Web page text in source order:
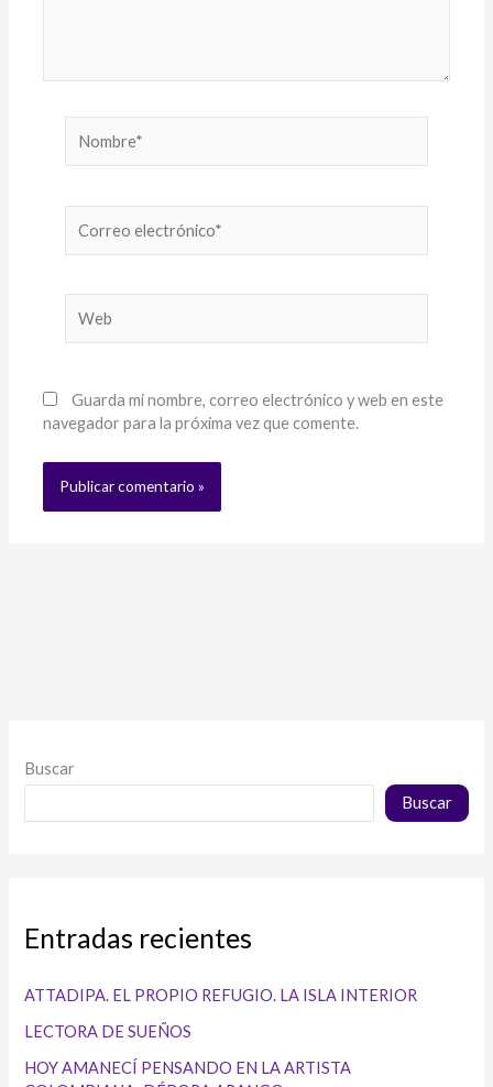
electrónico*
Guarda mi nombre, correo electrónico y web en este
navegador para la próxima vez que comente.
Buscar
Buscar
Entradas recientes
ATTADIPA. EL PROPIO REFUGIO. LA ISLA INTERIOR
LECTORA DE SUEÑOS
HOY AMANECÍ PENSANDO EN LA ARTISTA